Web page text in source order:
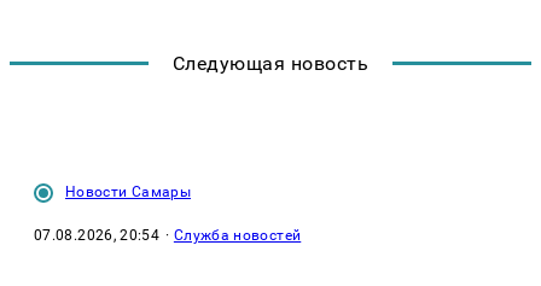
Следующая новость
Новости Самары
07.08.2026, 20:54 · Служба новостей